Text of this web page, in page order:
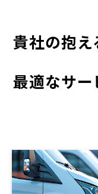
貴社の抱
最適なサ